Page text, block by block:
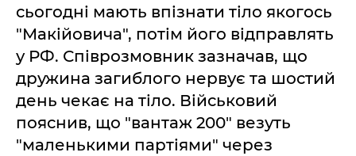
сьогодні мають впізнати тіло якогось
"Макійовича", потім його відправлять
у РФ. Співрозмовник зазначав, що
дружина загиблого нервує та шостий
день чекає на тіло. Військовий
пояснив, що "вантаж 200" везуть
"маленькими партіями" через